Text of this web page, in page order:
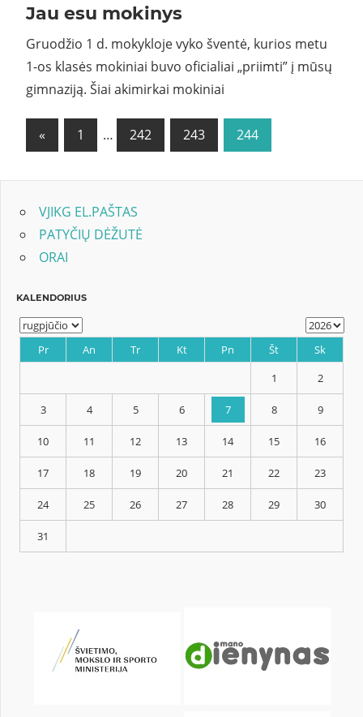
Jau esu mokinys
Gruodžio 1 d. mokykloje vyko šventė, kurios metu
1-os klasės mokiniai buvo oficialiai „priimti” į mūsų
gimnaziją. Šiai akimirkai mokiniai
Navigacija
« Previous
Posts
1 … 242 243 244
VJIKG EL.PAŠTAS
PATYČIŲ DĖŽUTĖ
ORAI